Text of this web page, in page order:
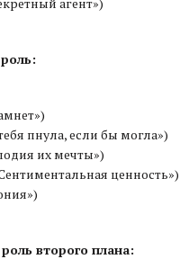
пнула, если бы могла»)
их мечты»)
ценность»)
второго плана: